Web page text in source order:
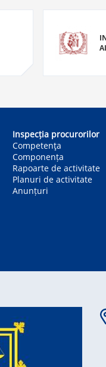
Inspecția procurorilor
Competenţa
Componența
Rapoarte de activitate
Planuri de activitate
Anunțuri